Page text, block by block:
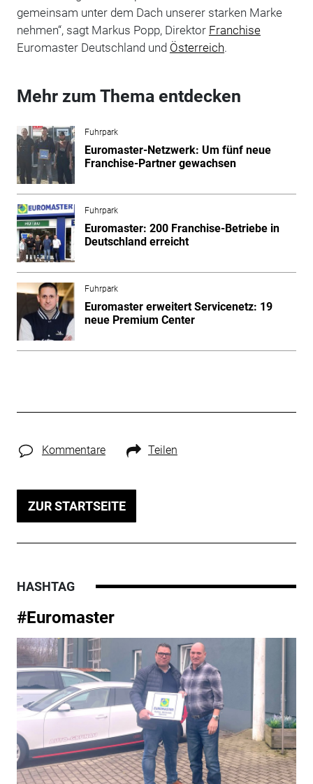
gemeinsam unter dem Dach unserer starken Marke
nehmen“, sagt Markus Popp, Direktor Franchise
Euromaster Deutschland und Österreich.
Mehr zum Thema entdecken
Fuhrpark
Euromaster-Netzwerk: Um fünf neue
Franchise-Partner gewachsen
Fuhrpark
Euromaster: 200 Franchise-Betriebe in
Deutschland erreicht
Fuhrpark
Euromaster erweitert Servicenetz: 19
neue Premium Center
Kommentare Teilen
ZUR STARTSEITE
HASHTAG
#Euromaster